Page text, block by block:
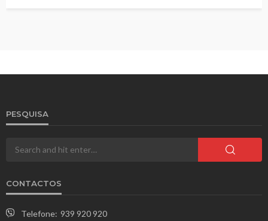
PESQUISA
CONTACTOS
Telefone: 939 920 920